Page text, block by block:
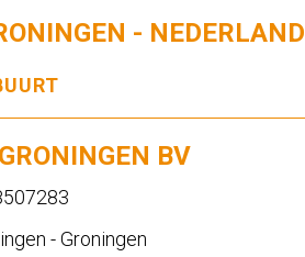
- NEDERLAND
BV
- Groningen